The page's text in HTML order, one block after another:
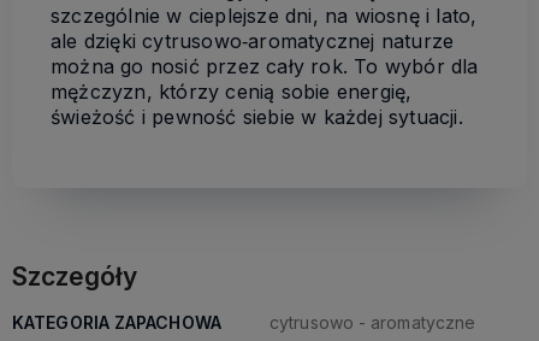
szczególnie w cieplejsze dni, na wiosnę i lato,
ale dzięki cytrusowo‑aromatycznej naturze
można go nosić przez cały rok. To wybór dla
mężczyzn, którzy cenią sobie energię,
świeżość i pewność siebie w każdej sytuacji.
Szczegóły
KATEGORIA ZAPACHOWA cytrusowo - aromatyczne